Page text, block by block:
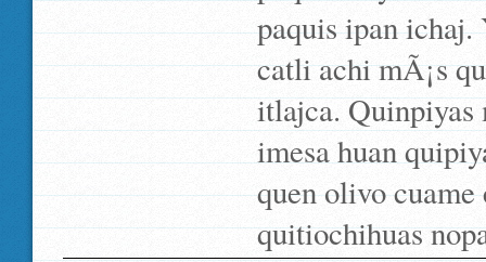
paquis ipan ichaj.
catli achi mÃ¡s
itlajca. Quinpiyas
imesa huan
quen olivo
quitiochihuas